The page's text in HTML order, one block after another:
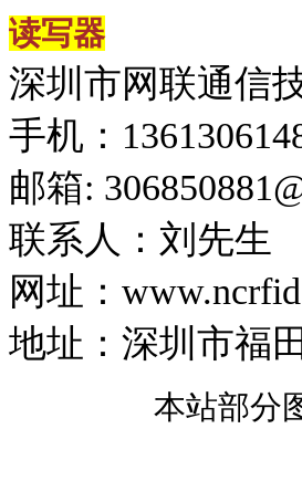
读写器
深圳市网联通信
手机：
邮箱:
联系人：刘先生
网址：
地址：深圳市福
本站部分